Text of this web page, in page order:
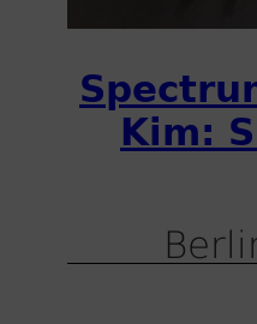
Kim: